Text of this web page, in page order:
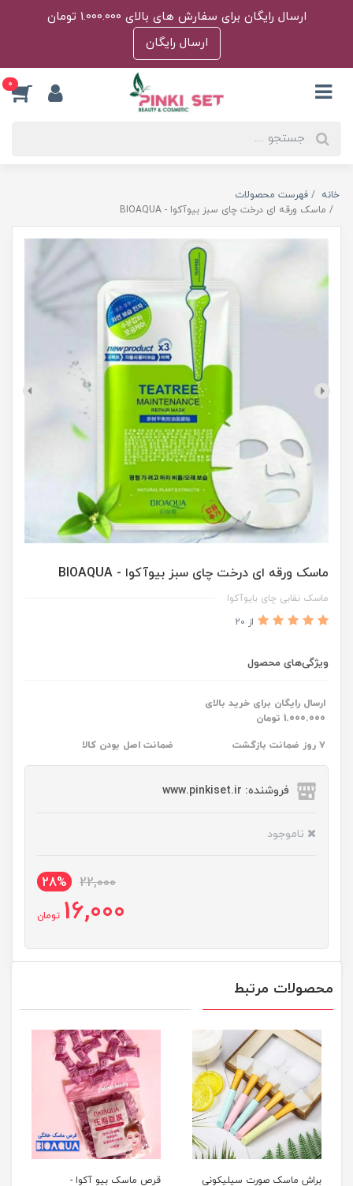
ارسال رایگان برای سفارش های بالای 1.000.000 تومان
ارسال رایگان
0
خانه
فهرست محصولات
ماسک ورقه ای درخت چای سبز بیوآکوا - BIOAQUA
ماسک ورقه ای درخت چای سبز بیوآکوا - BIOAQUA
ماسک نقابی چای بایوآکوا
از 20
ویژگی‌های محصول
ارسال رایگان برای خرید بالای
1.000.000 تومان
۷ روز ضمانت بازگشت ضمانت اصل بودن کالا
فروشنده: www.pinkiset.ir
ناموجود
22,000
28%
16,000 تومان
محصولات مرتبط
براش ماسک صورت سیلیکونی
قرص ماسک بیو آکوا -